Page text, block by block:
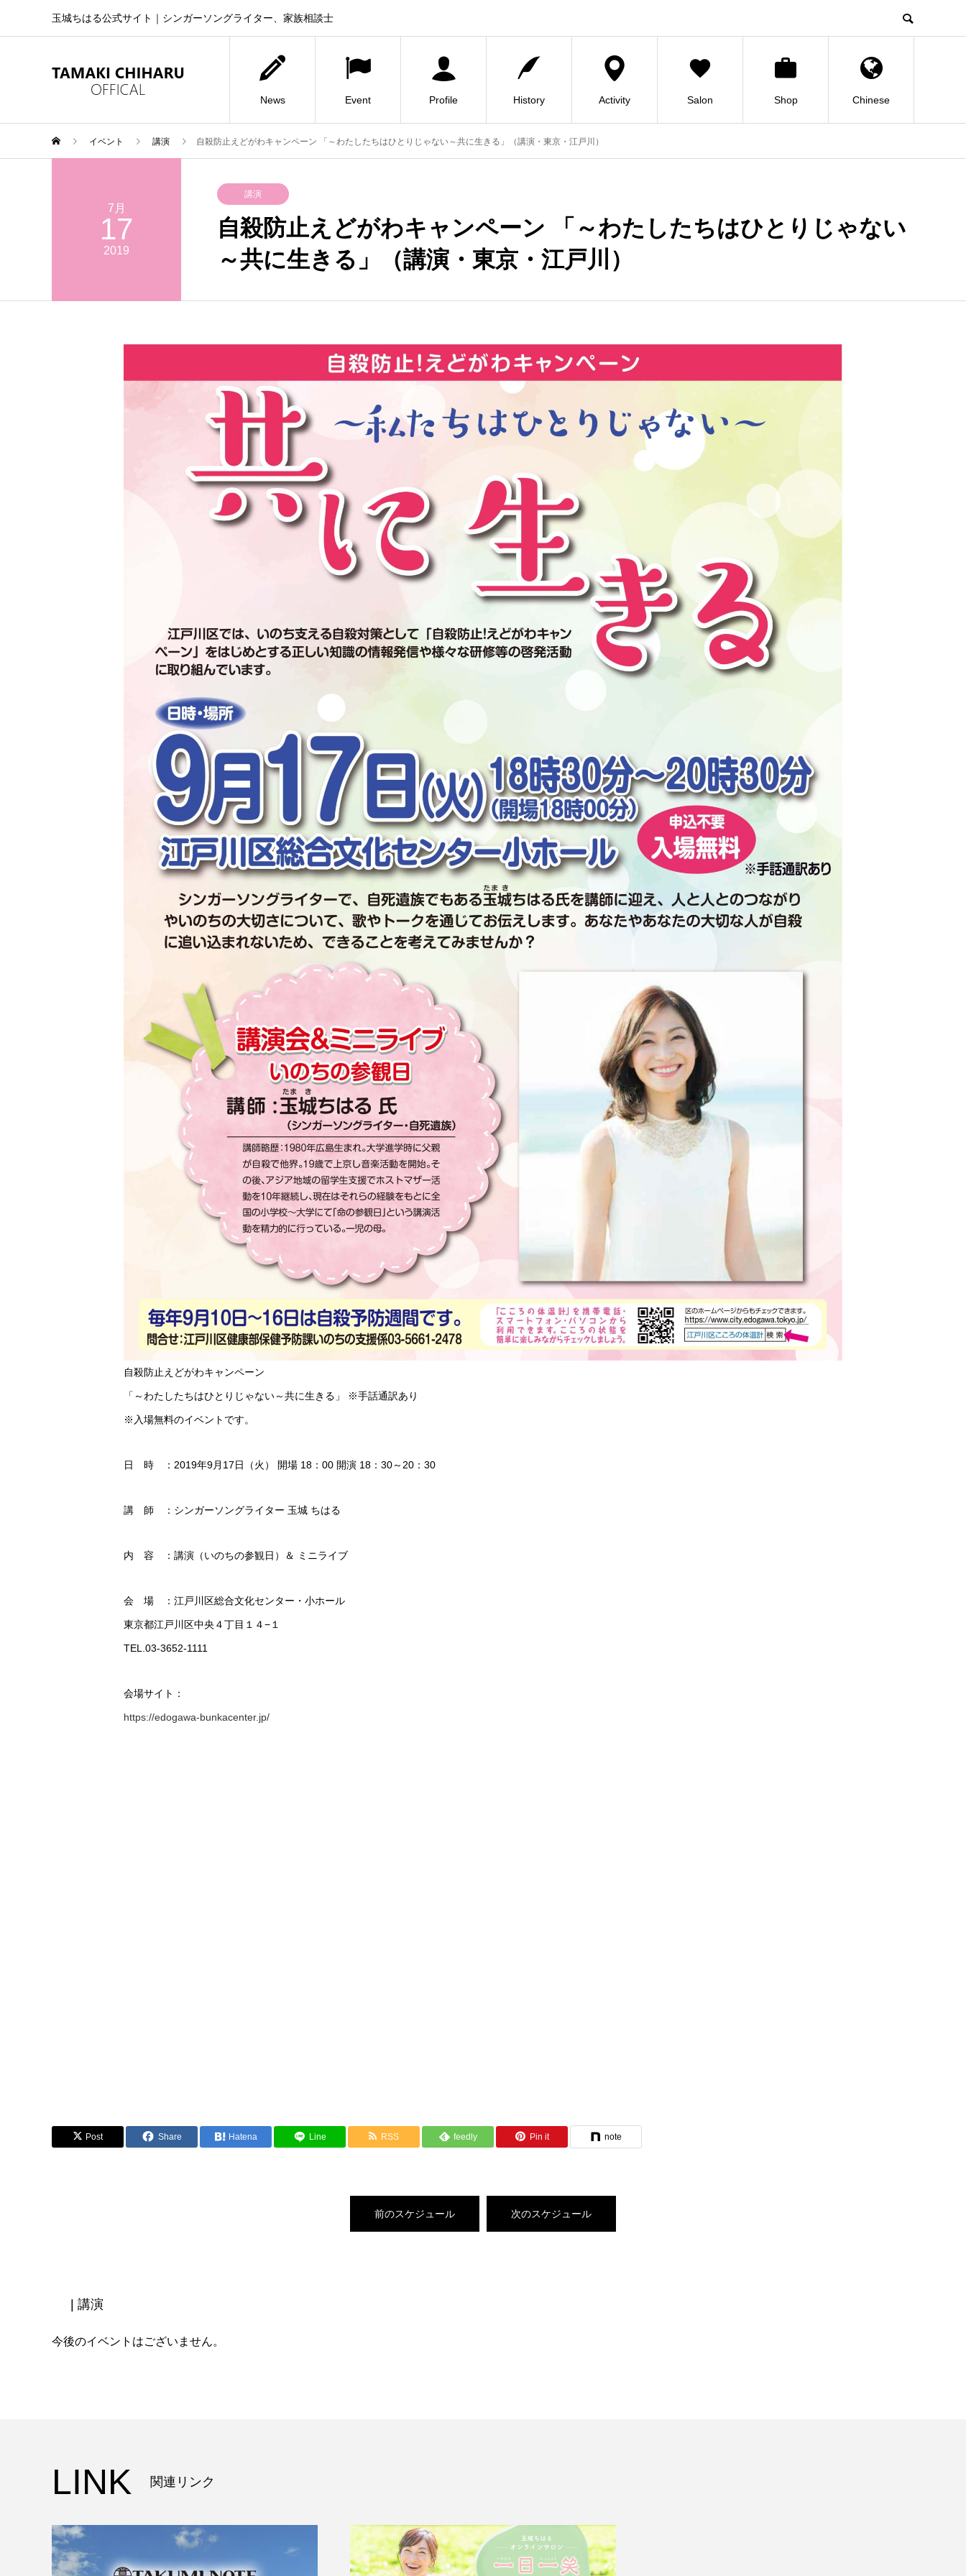
玉城ちはる公式サイト｜シンガーソングライター、家族相談士
News Event Profile History Activity Salon Shop Chinese
イベント 講演 自殺防止えどがわキャンペーン 「～わたしたちはひとりじゃない～共に生きる」（講演・東京・江戸川）
7月
17
2019
講演
自殺防止えどがわキャンペーン 「～わたしたちはひとりじゃない
～共に生きる」（講演・東京・江戸川）
自殺防止えどがわキャンペーン
「～わたしたちはひとりじゃない～共に生きる」 ※手話通訳あり
※入場無料のイベントです。
日 時 ：2019年9月17日（火） 開場 18：00 開演 18：30～20：30
講 師 ：シンガーソングライター 玉城 ちはる
内 容 ：講演（いのちの参観日）＆ ミニライブ
会 場 ：江戸川区総合文化センター・小ホール
東京都江戸川区中央４丁目１４−１
TEL.03-3652-1111
会場サイト：
https://edogawa-bunkacenter.jp/
Post Share Hatena Line RSS feedly Pin it note
前のスケジュール 次のスケジュール
| 講演
今後のイベントはございません。
LINK 関連リンク